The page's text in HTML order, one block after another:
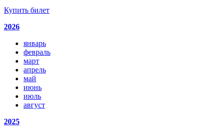
Купить билет
2026
январь
февраль
март
апрель
май
июнь
июль
август
2025